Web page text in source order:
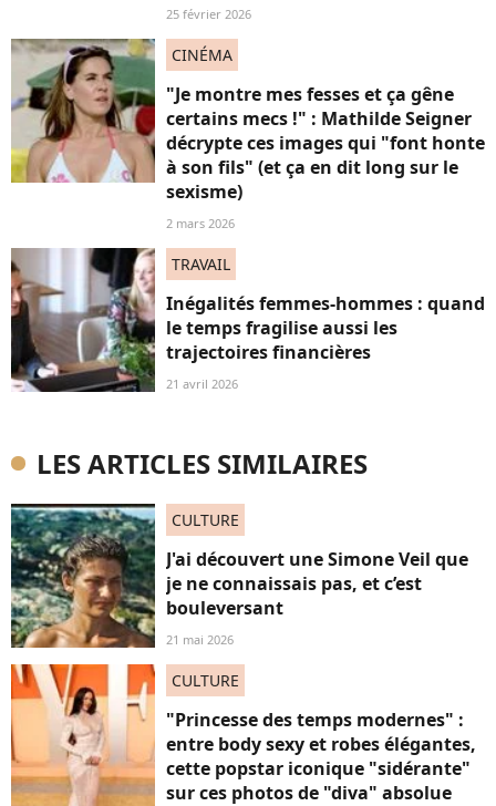
25 février 2026
CINÉMA
"Je montre mes fesses et ça gêne
certains mecs !" : Mathilde Seigner
décrypte ces images qui "font honte
à son fils" (et ça en dit long sur le
sexisme)
2 mars 2026
TRAVAIL
Inégalités femmes-hommes : quand
le temps fragilise aussi les
trajectoires financières
21 avril 2026
LES ARTICLES SIMILAIRES
CULTURE
J'ai découvert une Simone Veil que
je ne connaissais pas, et c’est
bouleversant
21 mai 2026
CULTURE
"Princesse des temps modernes" :
entre body sexy et robes élégantes,
cette popstar iconique "sidérante"
sur ces photos de "diva" absolue